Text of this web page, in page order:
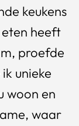
keukens
heeft
proefde
unieke
woon en
waar